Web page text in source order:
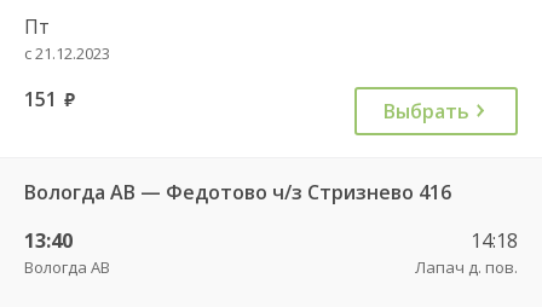
Пт
с 21.12.2023
151 руб. Выбрать
Вологда АВ — Федотово ч/з Стризнево 416
13:40
Вологда АВ
14:18
Лапач д. пов.